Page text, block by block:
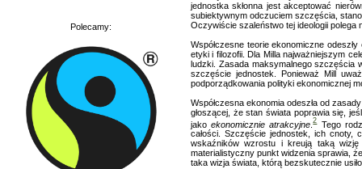
Polecamy:
jednostka skłonna jest akceptować
subiektywnym odczuciem szczęścia,
Oczywiście szaleństwo tej ideologii polega
Współczesne teorie ekonomiczne
etyki i filozofii. Dla Milla najważniejszym
ludzki. Zasada maksymalnego szczęścia
szczęście jednostek. Ponieważ Mill
podporządkowania polityki ekonomicznej
Współczesna ekonomia odeszła od
głoszącej, że stan świata poprawia się,
jakoekonomicznie atrakcyjne .2Tego
całości. Szczęście jednostek, ich cnoty,
wskaźników wzrostu i kreują taką
materialistyczny punkt widzenia sprawia,
taka wizja świata, którą bezskutecznie